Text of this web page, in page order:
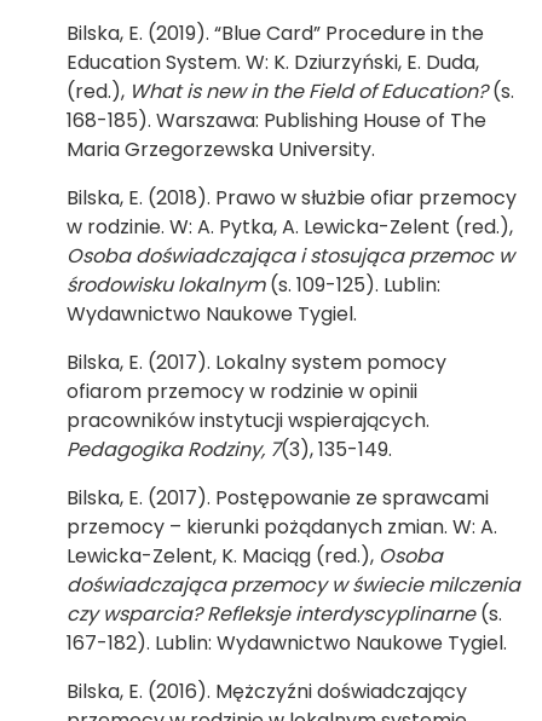
Bilska, E. (2019). “Blue Card” Procedure in the
Education System. W: K. Dziurzyński, E. Duda,
(red.), What is new in the Field of Education?(s.
168-185). Warszawa: Publishing House of The
Maria Grzegorzewska University.
Bilska, E. (2018). Prawo w służbie ofiar przemocy
w rodzinie. W: A. Pytka, A. Lewicka-Zelent (red.),
Osoba doświadczająca i stosująca przemoc w
środowisku lokalnym(s. 109-125). Lublin:
Wydawnictwo Naukowe Tygiel.
Bilska, E. (2017). Lokalny system pomocy
ofiarom przemocy w rodzinie w opinii
pracowników instytucji wspierających.
Pedagogika Rodziny, 7(3), 135-149.
Bilska, E. (2017). Postępowanie ze sprawcami
przemocy – kierunki pożądanych zmian. W: A.
Lewicka-Zelent, K. Maciąg (red.), Osoba
doświadczająca przemocy w świecie milczenia
czy wsparcia? Refleksje interdyscyplinarne(s.
167-182). Lublin: Wydawnictwo Naukowe Tygiel.
Bilska, E. (2016). Mężczyźni doświadczający